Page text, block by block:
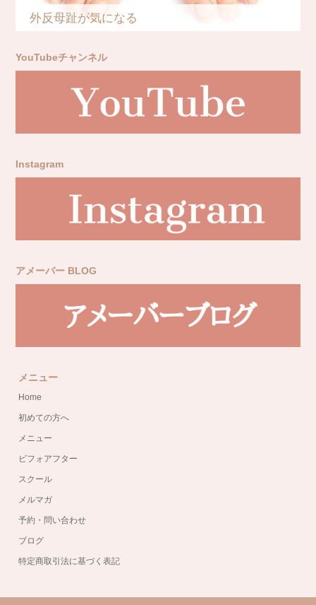
外反母趾が気になる
YouTubeチャンネル
Instagram
アメーバー BLOG
メニュー
Home
初めての方へ
メニュー
ビフォアフター
スクール
メルマガ
予約・問い合わせ
ブログ
特定商取引法に基づく表記